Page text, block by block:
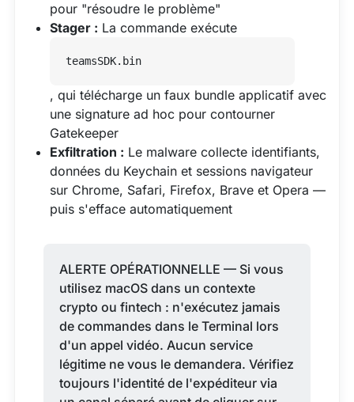
pour "résoudre le problème"
Stager : La commande exécute
teamsSDK.bin
, qui télécharge un faux bundle applicatif avec
une signature ad hoc pour contourner
Gatekeeper
Exfiltration : Le malware collecte identifiants,
données du Keychain et sessions navigateur
sur Chrome, Safari, Firefox, Brave et Opera —
puis s'efface automatiquement
ALERTE OPÉRATIONNELLE — Si vous
utilisez macOS dans un contexte
crypto ou fintech : n'exécutez jamais
de commandes dans le Terminal lors
d'un appel vidéo. Aucun service
légitime ne vous le demandera. Vérifiez
toujours l'identité de l'expéditeur via